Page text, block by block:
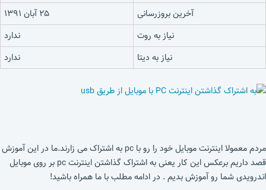
آخرین بروزرسانی
۲۵ آبان ۱۳۹۱
نیاز به روت
ندارد
نیاز به دیتا
ندارد
مردم معمولا اینترنت موبایل خود را رو با pc به اشتراک می زارند.ما در این آموزش
قصد داریم برعکس این کار یعنی به اشتراک گذاشتن اینترنت pc بر روی موبایل
اندرویدی شما رو آموزش بدیم . در ادامه مطلب با ما همراه باشید!